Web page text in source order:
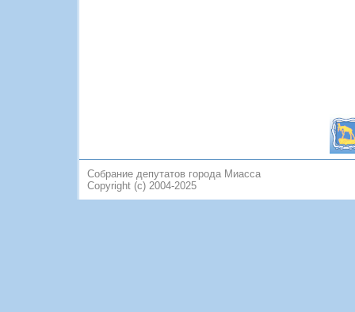
Собрание депутатов города Миасса
Copyright (c) 2004-2025